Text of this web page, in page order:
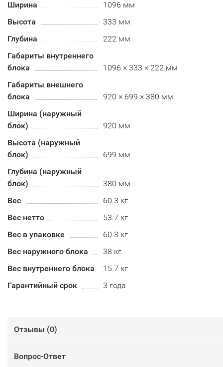
Ширина
1096 мм
Высота
333 мм
Глубина
222 мм
Габариты внутреннего
блока
1096 × 333 × 222 мм
Габариты внешнего
блока
920 × 699 × 380 мм
Ширина (наружный
блок)
920 мм
Высота (наружный
блок)
699 мм
Глубина (наружный
блок)
380 мм
Вес
60.3 кг
Вес нетто
53.7 кг
Вес в упаковке
60.3 кг
Вес наружного блока
38 кг
Вес внутреннего блока
15.7 кг
Гарантийный срок
3 года
Отзывы (0)
Вопрос-Ответ